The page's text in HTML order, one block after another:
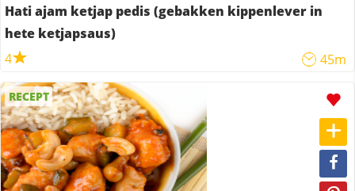
Hati ajam ketjap pedis (gebakken kippenlever in
hete ketjapsaus)
4
45m
RECEPT